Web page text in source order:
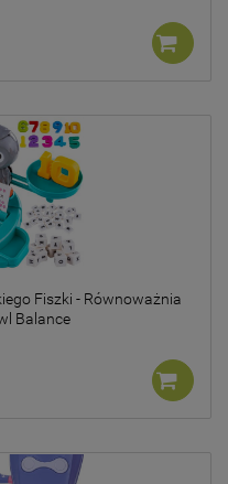
Fiszki - Równoważnia
Balance